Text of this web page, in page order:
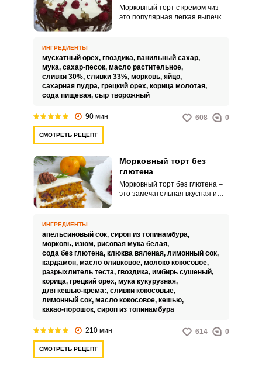
Морковный торт с кремом чиз –
это популярная легкая выпечка,
морковные коржи идеально
сочетаются с нежным
солоноватым кремом чиз,
получается десерт, который
мгновенно тает во рту.
ИНГРЕДИЕНТЫ
мускатный орех, гвоздика, ванильный сахар,
мука, сахар-песок, масло растительное,
сливки 30%, сливки 33%, морковь, яйцо,
сахарная пудра, грецкий орех, корица молотая,
сода пищевая, сыр творожный
90 мин 608 0
СМОТРЕТЬ РЕЦЕПТ
Морковный торт без
глютена
Морковный торт без глютена –
это замечательная вкусная и
белый рафинированный сахар.
ИНГРЕДИЕНТЫ
апельсиновый сок, сироп из топинамбура,
морковь, изюм, рисовая мука белая,
сода без глютена, клюква вяленая, лимонный сок,
кардамон, масло оливковое, молоко кокосовое,
разрыхлитель теста, гвоздика, имбирь сушеный,
корица, грецкий орех, мука кукурузная,
для кешью-крема:, сливки кокосовые,
лимонный сок, масло кокосовое, кешью,
какао-порошок, сироп из топинамбура
210 мин 614 0
СМОТРЕТЬ РЕЦЕПТ